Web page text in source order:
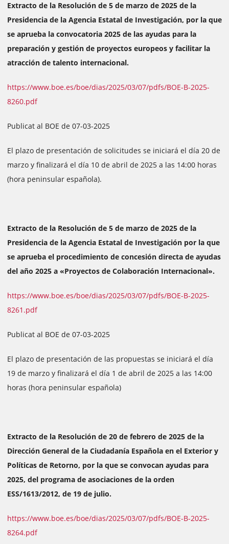
Extracto de la Resolución de 5 de marzo de 2025 de la
Presidencia de la Agencia Estatal de Investigación, por la que
se aprueba la convocatoria 2025 de las ayudas para la
preparación y gestión de proyectos europeos y facilitar la
atracción de talento internacional.
https://www.boe.es/boe/dias/2025/03/07/pdfs/BOE-B-2025-
8260.pdf
Publicat al BOE de 07-03-2025
El plazo de presentación de solicitudes se iniciará el día 20 de
marzo y finalizará el día 10 de abril de 2025 a las 14:00 horas
(hora peninsular española).
Extracto de la Resolución de 5 de marzo de 2025 de la
Presidencia de la Agencia Estatal de Investigación por la que
se aprueba el procedimiento de concesión directa de ayudas
del año 2025 a «Proyectos de Colaboración Internacional».
https://www.boe.es/boe/dias/2025/03/07/pdfs/BOE-B-2025-
8261.pdf
Publicat al BOE de 07-03-2025
El plazo de presentación de las propuestas se iniciará el día
19 de marzo y finalizará el día 1 de abril de 2025 a las 14:00
horas (hora peninsular española)
Extracto de la Resolución de 20 de febrero de 2025 de la
Dirección General de la Ciudadanía Española en el Exterior y
Políticas de Retorno, por la que se convocan ayudas para
2025, del programa de asociaciones de la orden
ESS/1613/2012, de 19 de julio.
https://www.boe.es/boe/dias/2025/03/07/pdfs/BOE-B-2025-
8264.pdf